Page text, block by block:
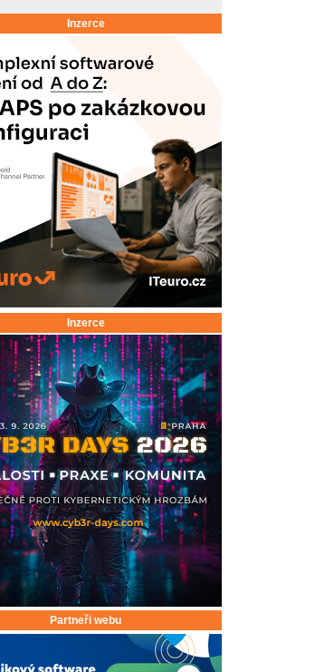
Inzerce
Inzerce
Partneři webu